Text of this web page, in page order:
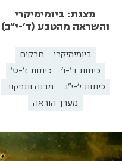
מצגת: ביומימיקרי
והשראה מהטבע (ד'-י"ב)
ביומימיקרי
חרקים
כיתות ד'-ו'
כיתות ז'-ט'
כיתות י'-י"ב
מבנה ותפקוד
מערך הוראה